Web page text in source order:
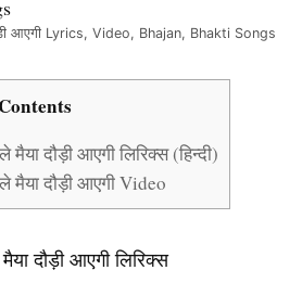
आएगी Lyrics, Video, Bhajan, Bhakti Songs
Contents
दौड़ी आएगी लिरिक्स (हिन्दी)
मैया दौड़ी आएगी Video
दौड़ी आएगी लिरिक्स